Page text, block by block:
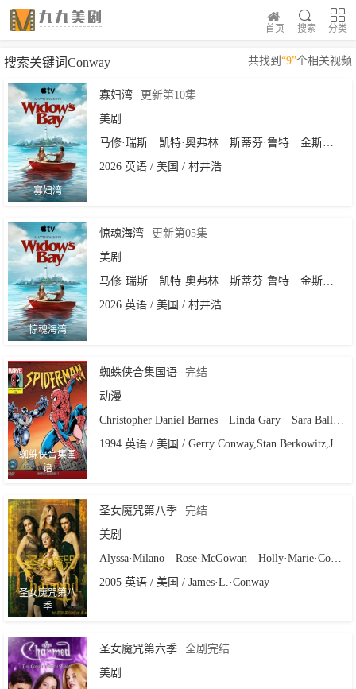
分类
搜索
首页
搜索关键词Conway 共找到 “9”个相关视频
寡妇湾
寡妇湾
更新第10集
美剧
马修·瑞斯
凯特·奥弗林 斯蒂芬·鲁特
金斯顿·鲁米·索斯威克
2026 英语 / 美国 / 村井浩
惊魂海湾
惊魂海湾
更新第05集
美剧
马修·瑞斯
凯特·奥弗林 斯蒂芬·鲁特
金斯顿·鲁米·索斯威克
2026 英语 / 美国 / 村井浩
蜘蛛侠合集国
语
蜘蛛侠合集国语
完结
动漫
Christopher Daniel Barnes
Linda Gary
Sara Ballantine
1994 英语 / 美国 / Gerry Conway,Stan Berkowitz,John Semper
圣女魔咒第八
季
圣女魔咒第八季
完结
美剧
Alyssa·Milano
Rose·McGowan
Holly·Marie·Combs
2005 英语 / 美国 / James·L.·Conway
圣女魔咒第六季
全剧完结
美剧